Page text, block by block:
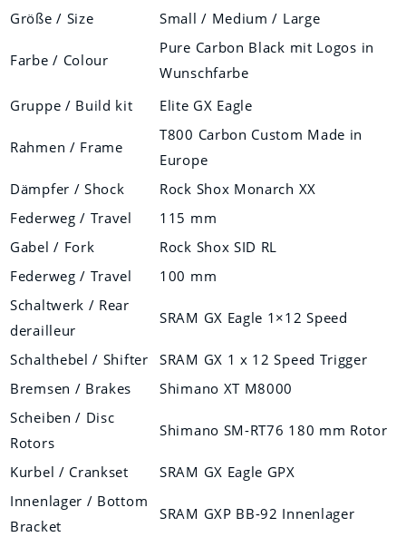
Größe / Size
Small / Medium / Large
Farbe / Colour
Pure Carbon Black mit Logos in
Wunschfarbe
Gruppe / Build kit
Elite GX Eagle
Rahmen / Frame
T800 Carbon Custom Made in
Europe
Dämpfer / Shock
Rock Shox Monarch XX
Federweg / Travel
115 mm
Gabel / Fork
Rock Shox SID RL
Federweg / Travel
100 mm
Schaltwerk / Rear
derailleur
SRAM GX Eagle 1×12 Speed
Schalthebel / Shifter
SRAM GX 1 x 12 Speed Trigger
Bremsen / Brakes
Shimano XT M8000
Scheiben / Disc
Rotors
Shimano SM-RT76 180 mm Rotor
Kurbel / Crankset
SRAM GX Eagle GPX
Innenlager / Bottom
Bracket
SRAM GXP BB-92 Innenlager